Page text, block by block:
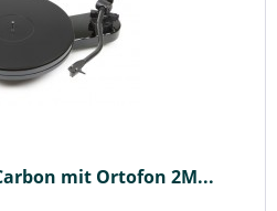
mit Ortofon 2M...